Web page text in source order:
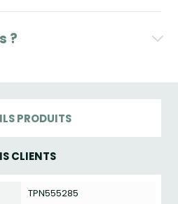
?
PRODUITS
CLIENTS
TPN555285